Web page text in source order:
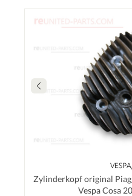
Zylinderkopf original
Vespa Cosa